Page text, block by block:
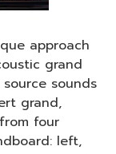
approach
grand
sounds
grand,
four
left,